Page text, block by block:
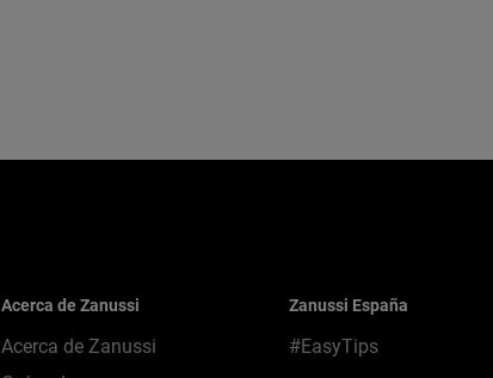
Acerca de Zanussi
Acerca de Zanussi
Zanussi España
#EasyTips